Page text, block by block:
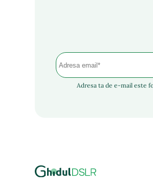
Adresa ta de e-mail este